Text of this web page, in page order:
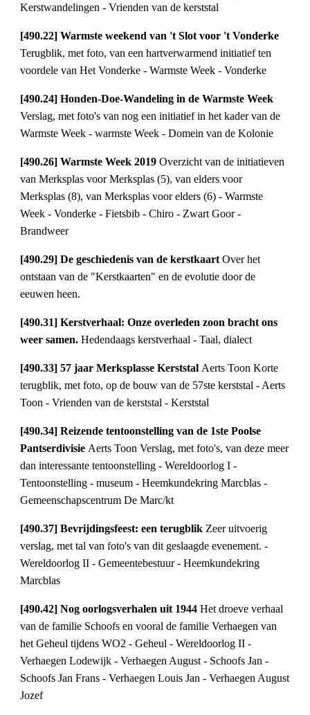
Kerstwandelingen - Vrienden van de kerststal
Terugblik, met foto, van een hartverwarmend initiatief ten
voordele van Het Vonderke - Warmste Week - Vonderke
Verslag, met foto's van nog een initiatief in het kader van de
Warmste Week - warmste Week - Domein van de Kolonie
[490.26] Warmste Week 2019 Overzicht van de initiatieven
van Merksplas voor Merksplas (5), van elders voor
Merksplas (8), van Merksplas voor elders (6) - Warmste
Week - Vonderke - Fietsbib - Chiro - Zwart Goor -
Brandweer
[490.29] De geschiedenis van de kerstkaart Over het
ontstaan van de "Kerstkaarten" en de evolutie door de
eeuwen heen.
[490.31] Kerstverhaal: Onze overleden zoon bracht ons
weer samen. Hedendaags kerstverhaal - Taal, dialect
[490.33] 57 jaar Merksplasse Kerststal Aerts Toon Korte
terugblik, met foto, op de bouw van de 57ste kerststal - Aerts
Toon - Vrienden van de kerststal - Kerststal
[490.34] Reizende tentoonstelling van de 1ste Poolse
Pantserdivisie Aerts Toon Verslag, met foto's, van deze meer
dan interessante tentoonstelling - Wereldoorlog I -
Tentoonstelling - museum - Heemkundekring Marcblas -
Gemeenschapscentrum De Marc/kt
[490.37] Bevrijdingsfeest: een terugblik Zeer uitvoerig
verslag, met tal van foto's van dit geslaagde evenement. -
Wereldoorlog II - Gemeentebestuur - Heemkundekring
Marcblas
[490.42] Nog oorlogsverhalen uit 1944 Het droeve verhaal
van de familie Schoofs en vooral de familie Verhaegen van
het Geheul tijdens WO2 - Geheul - Wereldoorlog II -
Verhaegen Lodewijk - Verhaegen August - Schoofs Jan -
Schoofs Jan Frans - Verhaegen Louis Jan - Verhaegen August
Jozef